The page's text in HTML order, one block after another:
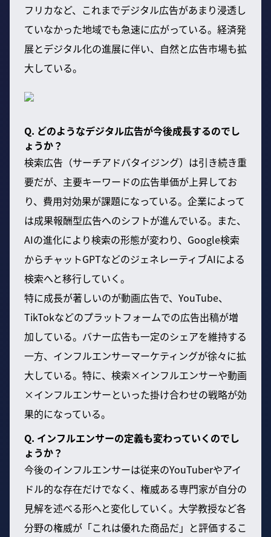
フリカなど、これまでデジタル広告があまり浸透し
ていなかった地域でも急速に広がっている。経済発
展とデジタル化の進展に伴い、自然と広告市場も拡
大している。
Q. どのようなデジタル広告が今後成長するのでし
ょうか？
検索広告（サーチアドバタイジング）は引き続き重
要だが、主要キーワードの広告単価が上昇してお
り、費用対効果が課題になっている。企業によって
は成果報酬型広告へのシフトが進んでいる。また、
AIの進化により検索の形態が変わり、Google検索
からチャットGPTなどのジェネレーティブAIによる
検索へと移行していく。
特に成長が著しいのが動画広告で、YouTube、
TikTokなどのプラットフォームでの広告出稿が増
加している。バナー広告も一定のシェアを維持する
一方、インフルエンサーマーケティングが徐々に拡
大している。特に、検索×インフルエンサーや動画
×インフルエンサーといった掛け合わせの戦略が効
果的になっている。
Q. インフルエンサーの定義も変わっていくのでし
ょうか？
今後のインフルエンサーは従来のYouTuberやアイ
ドル的な存在だけでなく、権威ある専門家が自分の
見解を述べる形へと変化していく。大学教授など各
分野の権威が「これは優れた商品だ」と評価するこ